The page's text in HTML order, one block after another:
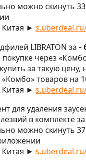
можно скинуть
Китая ►
LIBRATON за -
покупке через
за такую цену,
товаров на
Китая ►
для удаления
в комплекте за
можно скинуть 37
Китая ►